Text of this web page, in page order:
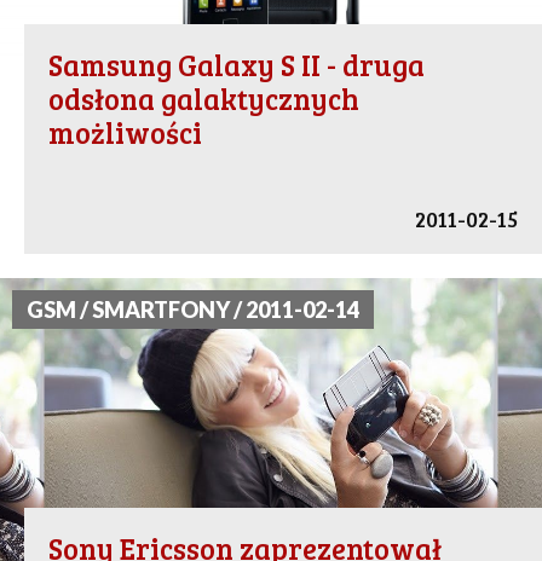
Samsung Galaxy S II - druga
odsłona galaktycznych
możliwości
2011-02-15
GSM / SMARTFONY / 2011-02-14
Sony Ericsson zaprezentował